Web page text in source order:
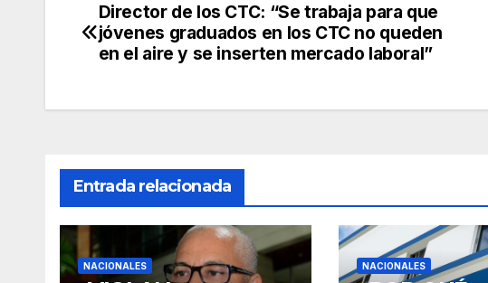
Navegación
de
Director de los CTC: “Se trabaja para que
jóvenes graduados en los CTC no queden
en el aire y se inserten mercado laboral”
Entrada relacionada
NACIONALES NACIONALES